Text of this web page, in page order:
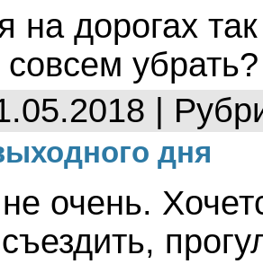
на дорогах
убрать?
|
дня
очень.